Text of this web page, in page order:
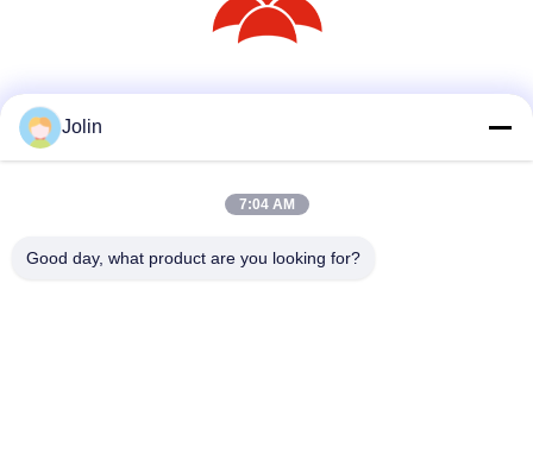
Snel contact
Telefoon
Jolin
7:04 AM
Good day, what product are you looking for?